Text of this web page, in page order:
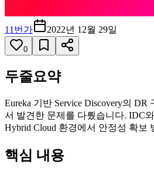
11번가 2022년 12월 29일
0
두줄요약
Eureka 기반 Service Discovery의 DR
서 발견한 문제를 다뤘습니다. IDC
Hybrid Cloud 환경에서 안정성 확보
핵심 내용